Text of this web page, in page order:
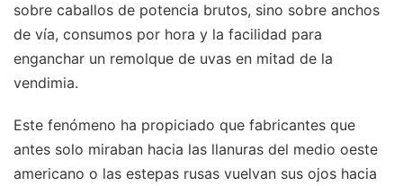
sobre caballos de potencia brutos, sino sobre anchos
de vía, consumos por hora y la facilidad para
enganchar un remolque de uvas en mitad de la
vendimia.
Este fenómeno ha propiciado que fabricantes que
antes solo miraban hacia las llanuras del medio oeste
americano o las estepas rusas vuelvan sus ojos hacia